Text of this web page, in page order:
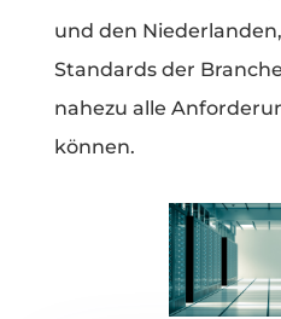
und den
Standards der
nahezu alle
können.